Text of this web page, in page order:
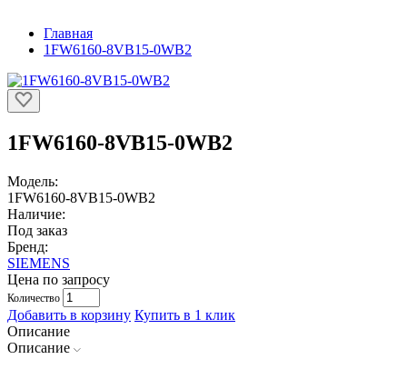
Главная
1FW6160-8VB15-0WB2
1FW6160-8VB15-0WB2
Модель:
1FW6160-8VB15-0WB2
Наличие:
Под заказ
Бренд:
SIEMENS
Цена по запросу
Количество
Добавить в корзину Купить в 1 клик
Описание
Описание